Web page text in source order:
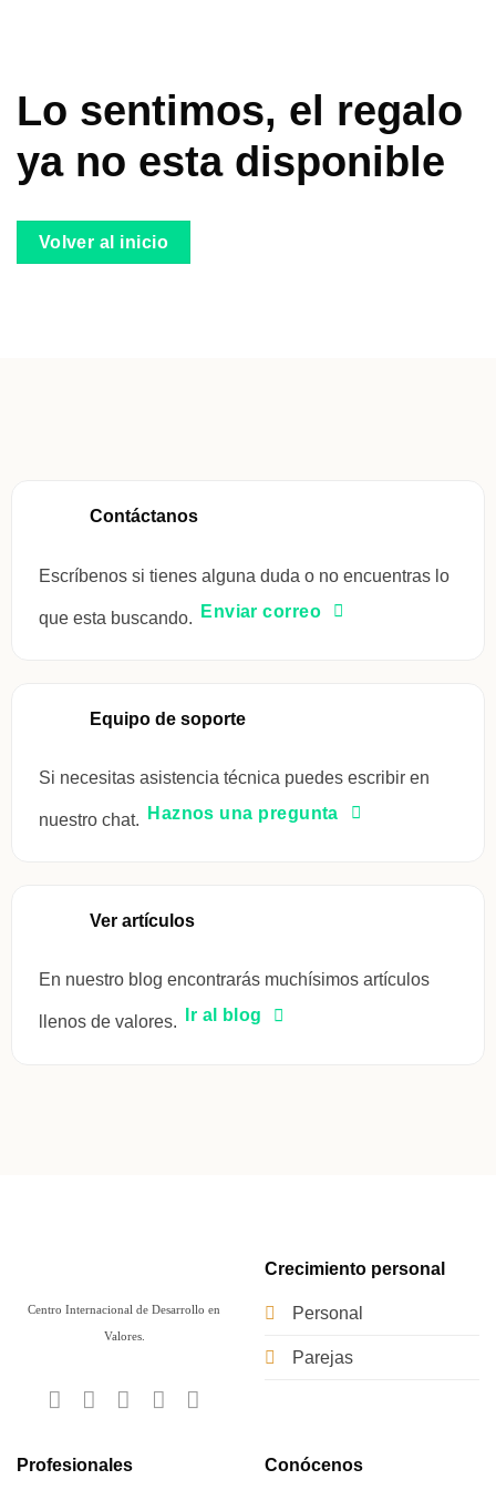
Lo sentimos, el regalo
ya no esta disponible
Volver al inicio
Contáctanos
Escríbenos si tienes alguna duda o no encuentras lo
que esta buscando. Enviar correo
Equipo de soporte
Si necesitas asistencia técnica puedes escribir en
nuestro chat. Haznos una pregunta
Ver artículos
En nuestro blog encontrarás muchísimos artículos
llenos de valores. Ir al blog
Centro Internacional de Desarrollo en
Valores.
Crecimiento personal
Personal
Parejas
Profesionales Conócenos